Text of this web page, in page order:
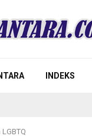
INDEKS